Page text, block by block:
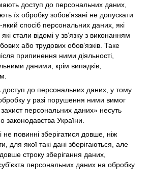
доступ до персональних даних,
їх обробку зобов’язані не допускати
спосіб персональних даних, які
стали відомі у зв’язку з виконанням
або трудових обов’язків. Таке
припинення ними діяльності,
даними, крім випадків,
до персональних даних, у тому
у разі порушення ними вимог
персональних даних» несуть
законодавства України.
повинні зберігатися довше, ніж
для якої такі дані зберігаються, але
строку зберігання даних,
персональних даних на обробку